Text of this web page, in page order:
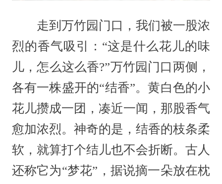
走到万竹园门口，我们被一股浓
烈的香气吸引：“这是什么花儿的味
儿，怎么这么香?”万竹园门口两侧，
各有一株盛开的“结香”。黄白色的小
花儿攒成一团，凑近一闻，那股香气
愈加浓烈。神奇的是，结香的枝条柔
软，就算打个结儿也不会折断。古人
还称它为“梦花”，据说摘一朵放在枕